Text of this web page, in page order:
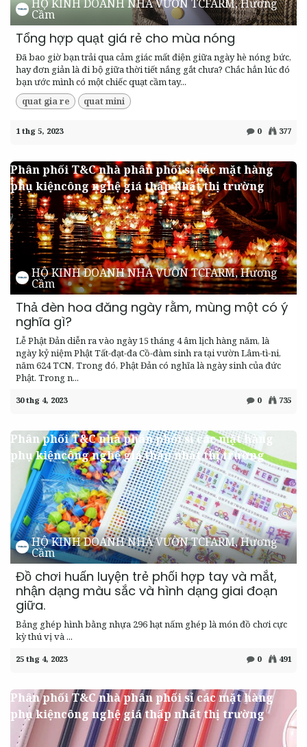
HỘ KINH DOANH NHÀ VƯỜN TCFARM, Hương
Cầm
Tổng hợp quạt giá rẻ cho mùa nóng
Đã bao giờ bạn trải qua cảm giác mất điện giữa ngày hè nóng bức,
hay đơn giản là đi bộ giữa thời tiết nắng gắt chưa? Chắc hẳn lúc đó
bạn ước mình có một chiếc quạt cầm tay...
quat gia re quat mini
1 thg 5, 2023 0 377
Phân phối T&C nhà phân phối sỉ các mặt hàng
phụ kiệncông nghệ giá thấp nhất thị trường
HỘ KINH DOANH NHÀ VƯỜN TCFARM, Hương
Cầm
Thả đèn hoa đăng ngày rằm, mùng một có ý
nghĩa gì?
Lễ Phật Đản diễn ra vào ngày 15 tháng 4 âm lịch hàng năm, là
ngày kỷ niệm Phật Tất-đạt-đa Cồ-đàm sinh ra tại vườn Lâm-tì-ni,
năm 624 TCN, Trong đó, Phật Đản có nghĩa là ngày sinh của đức
Phật. Trong n...
30 thg 4, 2023 0 735
Phân phối T&C nhà phân phối sỉ các mặt hàng
phụ kiệncông nghệ giá thấp nhất thị trường
HỘ KINH DOANH NHÀ VƯỜN TCFARM, Hương
Cầm
Đồ chơi huấn luyện trẻ phối hợp tay và mắt,
nhận dạng màu sắc và hình dạng giai đoạn
giữa.
Bảng ghép hình bằng nhựa 296 hạt nấm ghép là món đồ chơi cực
kỳ thú vị và ...
25 thg 4, 2023 0 491
Phân phối T&C nhà phân phối sỉ các mặt hàng
phụ kiệncông nghệ giá thấp nhất thị trường